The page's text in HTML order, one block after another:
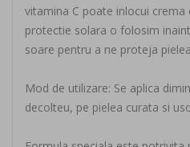
vitamina C poate inlocui crema
protectie solara o folosim
soare pentru a ne proteja
Mod de utilizare: Se aplica
decolteu, pe pielea curata si